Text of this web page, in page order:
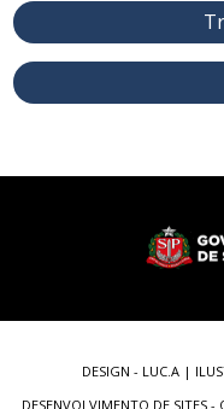
DESIGN - LUC.A |
DESENVOLVIMENTO DE SITES -